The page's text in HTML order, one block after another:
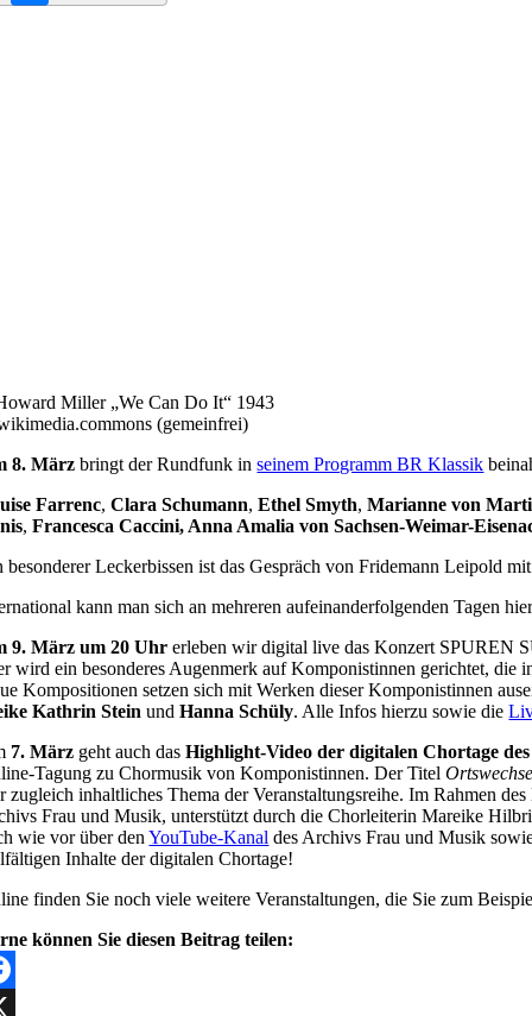
Miller „We Can Do It“ 1943
(gemeinfrei)
8. März bringt der Rundfunk inseinem Programm BR Klassik
Farrenc, Clara Schumann,Ethel Smyth,Marianne von
,Francesca Caccini, Anna Amalia von Sachsen-Weimar-
besonderer Leckerbissen ist das Gespräch von Fridemann Leipold
kann man sich an mehreren aufeinanderfolgenden Tagen
9. März um 20 Uhr erleben wir digital live das Konzert SPUREN
wird ein besonderes Augenmerk auf Komponistinnen gerichtet,
Kompositionen setzen sich mit Werken dieser Komponistinnen
Kathrin Steinund Hanna Schüly. Alle Infos hierzu sowie die
7. März geht auch dasHighlight-Video der digitalen Chortage
Tagung zu Chormusik von Komponistinnen. Der Titel
zugleich inhaltliches Thema der Veranstaltungsreihe. Im Rahmen
Frau und Musik, unterstützt durch die Chorleiterin Mareike
wie vor über denYouTube-Kanal des Archivs Frau und Musik
Inhalte der digitalen Chortage!
finden Sie noch viele weitere Veranstaltungen, die Sie zum
können Sie diesen Beitrag teilen: